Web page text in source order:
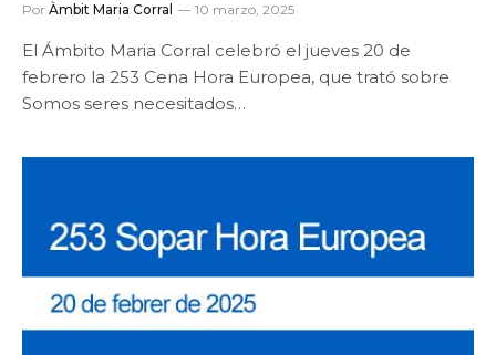
Por Àmbit Maria Corral 10 marzo, 2025
El Ámbito Maria Corral celebró el jueves 20 de
febrero la 253 Cena Hora Europea, que trató sobre
Somos seres necesitados…